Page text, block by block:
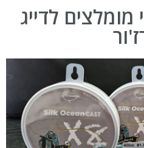
מומלצים לדייג